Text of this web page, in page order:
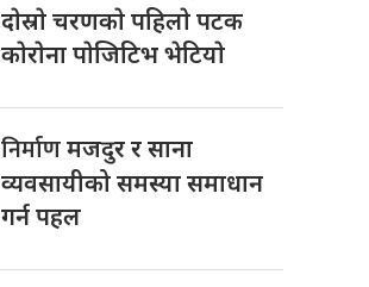
दाेस्राे चरणकाे पहिलाे पटक
काेराेना पाेजिटिभ भेटियाे
निर्माणमजदुर र साना
व्यवसायीको समस्या समाधान
गर्न पहल